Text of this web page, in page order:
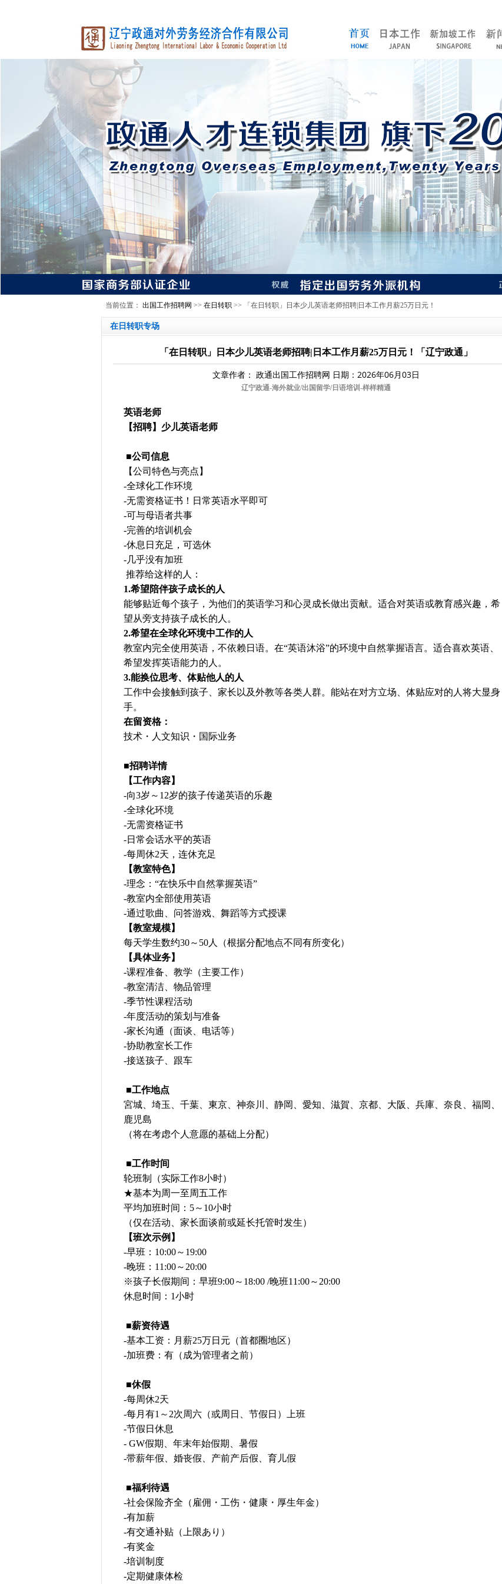
当前位置： 出国工作招聘网 >> 在日转职>> 「在日转职」日本少儿英语老师招聘|日本工作月薪25万日元！
在日转职专场
「在日转职」日本少儿英语老师招聘|日本工作月薪25万日元！「辽宁政通」
文章作者： 政通出国工作招聘网 日期：2026年06月03日
辽宁政通-海外就业/出国留学/日语培训-样样精通
英语老师
【招聘】少儿英语老师
■公司信息
【公司特色与亮点】
-全球化工作环境
-无需资格证书！日常英语水平即可
-可与母语者共事
-完善的培训机会
-休息日充足，可选休
-几乎没有加班
推荐给这样的人：
1.希望陪伴孩子成长的人
能够贴近每个孩子，为他们的英语学习和心灵成长做出贡献。适合对英语或教育感兴趣，希
望从旁支持孩子成长的人。
2.希望在全球化环境中工作的人
教室内完全使用英语，不依赖日语。在“英语沐浴”的环境中自然掌握语言。适合喜欢英语、
希望发挥英语能力的人。
3.能换位思考、体贴他人的人
工作中会接触到孩子、家长以及外教等各类人群。能站在对方立场、体贴应对的人将大显身
手。
在留资格：
技术・人文知识・国际业务
■招聘详情
【工作内容】
-向3岁～12岁的孩子传递英语的乐趣
-全球化环境
-无需资格证书
-日常会话水平的英语
-每周休2天，连休充足
【教室特色】
-理念：“在快乐中自然掌握英语”
-教室内全部使用英语
-通过歌曲、问答游戏、舞蹈等方式授课
【教室规模】
每天学生数约30～50人（根据分配地点不同有所变化）
【具体业务】
-课程准备、教学（主要工作）
-教室清洁、物品管理
-季节性课程活动
-年度活动的策划与准备
-家长沟通（面谈、电话等）
-协助教室长工作
-接送孩子、跟车
■工作地点
宮城、埼玉、千葉、東京、神奈川、静岡、愛知、滋賀、京都、大阪、兵庫、奈良、福岡、
鹿児島
（将在考虑个人意愿的基础上分配）
■工作时间
轮班制（实际工作8小时）
★基本为周一至周五工作
平均加班时间：5～10小时
（仅在活动、家长面谈前或延长托管时发生）
【班次示例】
-早班：10:00～19:00
-晚班：11:00～20:00
※孩子长假期间：早班9:00～18:00 /晚班11:00～20:00
休息时间：1小时
■薪资待遇
-基本工资：月薪25万日元（首都圈地区）
-加班费：有（成为管理者之前）
■休假
-每周休2天
-每月有1～2次周六（或周日、节假日）上班
-节假日休息
- GW假期、年末年始假期、暑假
-带薪年假、婚丧假、产前产后假、育儿假
■福利待遇
-社会保险齐全（雇佣・工伤・健康・厚生年金）
-有加薪
-有交通补贴（上限あり）
-有奖金
-培训制度
-定期健康体检